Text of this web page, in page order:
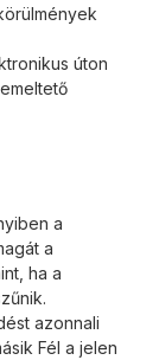
úton
a
a
ha a
azonnali
Fél a jelen